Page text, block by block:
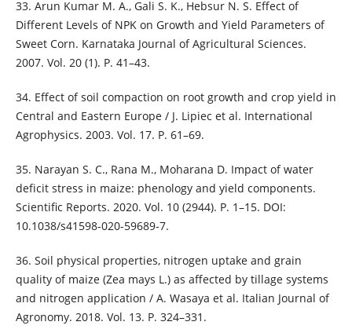
33. Arun Kumar M. A., Gali S. K., Hebsur N. S. Effect of
Different Levels of NPK on Growth and Yield Parameters of
Sweet Corn. Karnataka Journal of Agricultural Sciences.
2007. Vol. 20 (1). Р. 41–43.
34. Effect of soil compaction on root growth and crop yield in
Central and Eastern Europe / J. Lipiec et al. International
Agrophysics. 2003. Vol. 17. Р. 61–69.
35. Narayan S. C., Rana М., Moharana D. Impact of water
defіcit stress in maize: рhenology and yield components.
Scientific Reports. 2020. Vol. 10 (2944). Р. 1–15. DOI:
10.1038/s41598-020-59689-7.
36. Soil physical properties, nitrogen uptake and grain
quality of maize (Zea mays L.) as affected by tillage systems
and nitrogen application / A. Wasaya et al. Italian Journal of
Agronomy. 2018. Vol. 13. Р. 324–331.